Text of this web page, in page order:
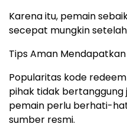
Karena itu, pemain
secepat mungkin
Tips Aman Mendapatkan
Popularitas kode
pihak tidak bertanggung
pemain perlu berhati-
sumber resmi.